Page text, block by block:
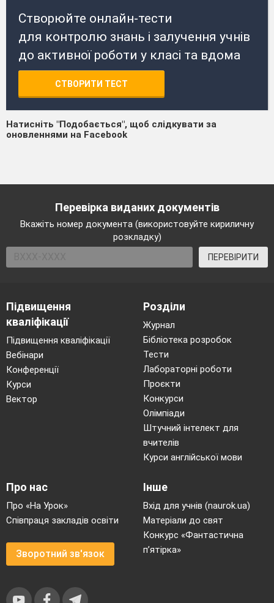
Створюйте онлайн-тести
для контролю знань і залучення учнів
до активної роботи у класі та вдома
СТВОРИТИ ТЕСТ
Натисніть "Подобається", щоб слідкувати за
оновленнями на Facebook
Перевірка виданих документів
Вкажіть номер документа (використовуйте кириличну
розкладку)
ПЕРЕВІРИТИ
Підвищення
кваліфікації
Підвищення кваліфікації
Вебінари
Конференції
Курси
Вектор
Розділи
Журнал
Бібліотека розробок
Тести
Лабораторні роботи
Проєкти
Конкурси
Олімпіади
Штучний інтелект для
вчителів
Курси англійської мови
Про нас
Про «На Урок»
Співпраця закладів освіти
Зворотний зв'язок
Інше
Вхід для учнів (naurok.ua)
Матеріали до свят
Конкурс «Фантастична
п’ятірка»